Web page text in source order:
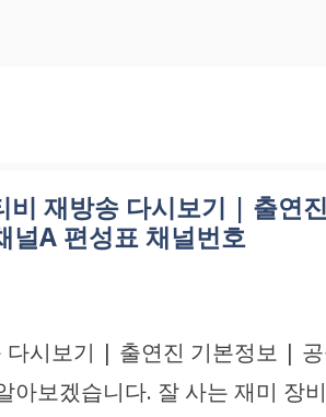
재방송 다시보기 | 출연
A 편성표 채널번호
다시보기 | 출연진 기본정보 |
보겠습니다. 잘 사는 재미 장